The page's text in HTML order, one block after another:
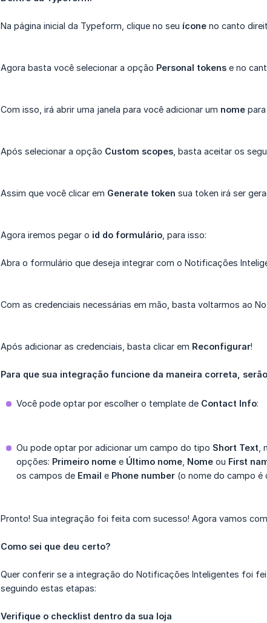
Na página inicial da Typeform, clique no seu ícone no canto
Agora basta você selecionar a opção Personal tokens e no
Com isso, irá abrir uma janela para você adicionar um nome
Após selecionar a opção Custom scopes , basta aceitar os
Assim que você clicar em Generate token sua token irá ser
Agora iremos pegar o id do formulário , para isso:
Abra o formulário que deseja integrar com o Notificações
Com as credenciais necessárias em mão, basta voltarmos ao
Após adicionar as credenciais, basta clicar em Reconfigurar!
Para que sua integração funcione da maneira correta,
Você pode optar por escolher o template de Contact Info:
Ou pode optar por adicionar um campo do tipo Short Text
opções: Primeiro nome e Último nome Nome ou First
os campos de Email e Phone number (o nome do campo é
Pronto! Sua integração foi feita com sucesso! Agora vamos
Como sei que deu certo?
Quer conferir se a integração do Notificações Inteligentes foi
seguindo estas etapas:
Verifique o checklist dentro da sua loja